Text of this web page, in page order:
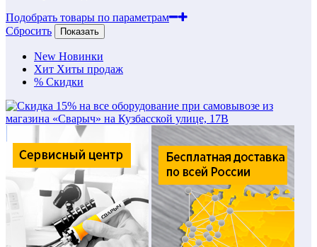
Подобрать товары по параметрам
Сбросить
Показать
New Новинки
Хит Хиты продаж
% Скидки